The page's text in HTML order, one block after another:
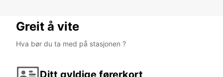
Greit å vite
Hva bør du ta med på stasjonen ?
Ditt gyldige førerkort